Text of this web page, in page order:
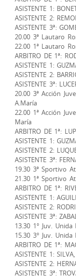
ASISTENTE 1:
ASISTENTE 2:
ASISTENTE 3ª:
20.00 3ª Lautaro
22.00 1ª Lautaro
ARBITRO DE 1ª:
ASISTENTE 1:
ASISTENTE 2:
ASISTENTE 3ª:
20.00 3ª Acción
A.María
22.00 1ª Acción
María
ARBITRO DE 1ª:
ASISTENTE 1:
ASISTENTE 2:
ASISTENTE 3ª:
19.30 3ª Sportivo
21.30 1ª Sportivo
ARBITRO DE 1ª:
ASISTENTE 1:
ASISTENTE 2:
ASISTENTE 3ª:
13.30 1° Juv.
15.30 3° Juv.
ARBITRO DE 1ª:
ASISTENTE 1:
ASISTENTE 2:
ASISTENTE 3ª: